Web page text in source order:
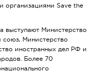
организациями Save the
выступают Министерство
Министерство
иностранных дел РФ и
Более 70